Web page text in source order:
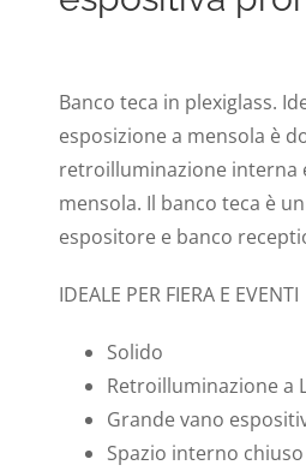
Banco teca in plexiglass.
esposizione a mensola è
retroilluminazione interna
mensola. Il banco teca è
espositore e banco
IDEALE PER FIERA E EVENTI
Solido
Retroilluminazione a
Grande vano
Spazio interno